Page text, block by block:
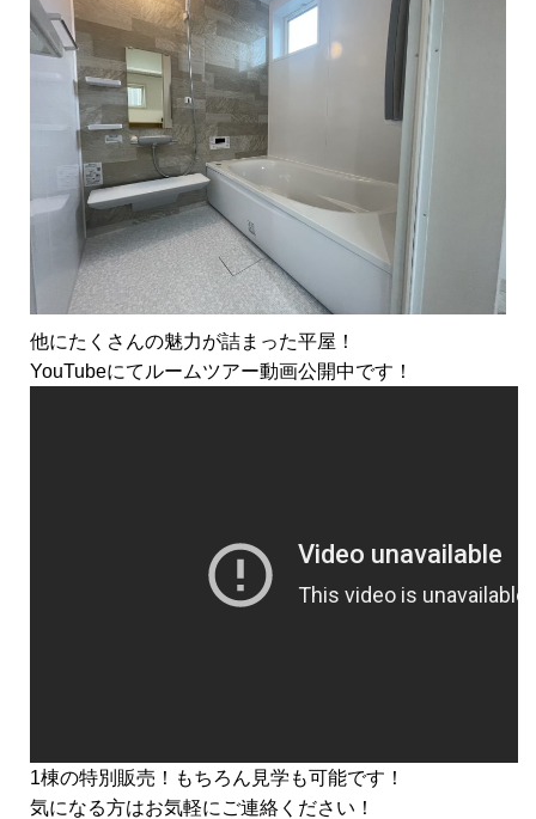
他にたくさんの魅力が詰まった平屋！
YouTubeにてルームツアー動画公開中です！
1棟の特別販売！もちろん見学も可能です！
気になる方はお気軽にご連絡ください！